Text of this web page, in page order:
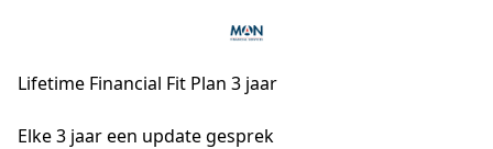
Lifetime Financial Fit Plan 3 jaar
Elke 3 jaar een update gesprek